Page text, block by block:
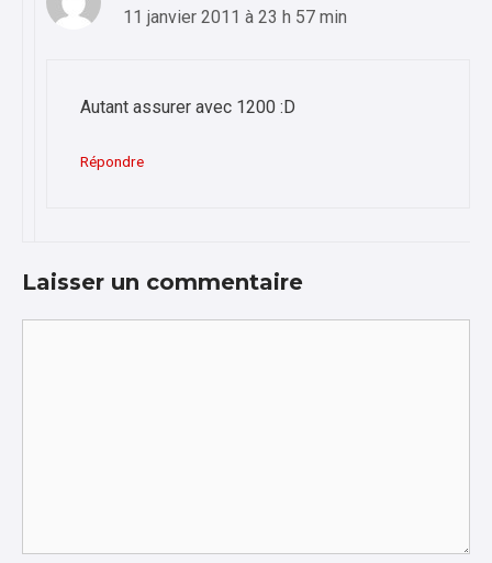
11 janvier 2011 à 23 h 57 min
Autant assurer avec 1200 :D
Répondre
Laisser un commentaire